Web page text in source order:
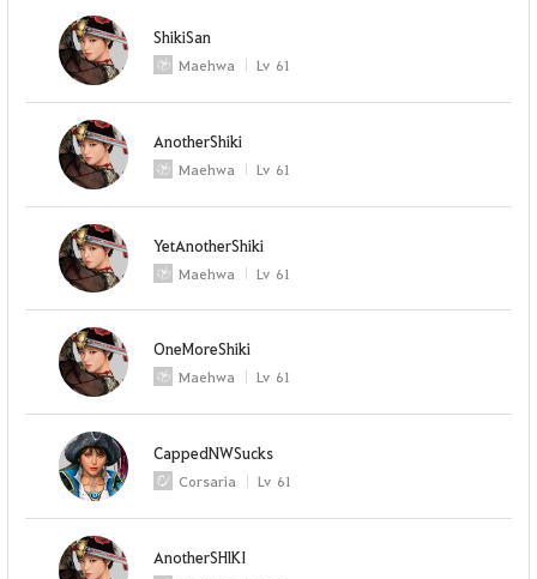
ShikiSan
Maehwa Lv 61
AnotherShiki
Maehwa Lv 61
YetAnotherShiki
Maehwa Lv 61
OneMoreShiki
Maehwa Lv 61
CappedNWSucks
Corsaria Lv 61
AnotherSHlKI